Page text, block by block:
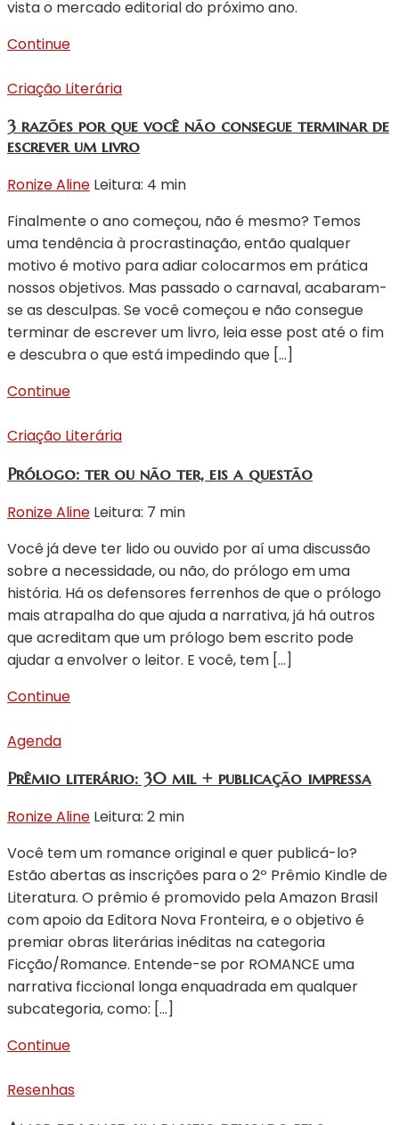
vista o mercado editorial do próximo ano.
Continue
Criação Literária
3 razões por que você não consegue terminar de
escrever um livro
Ronize Aline Leitura: 4 min
Finalmente o ano começou, não é mesmo? Temos
uma tendência à procrastinação, então qualquer
motivo é motivo para adiar colocarmos em prática
nossos objetivos. Mas passado o carnaval, acabaram-
se as desculpas. Se você começou e não consegue
terminar de escrever um livro, leia esse post até o fim
e descubra o que está impedindo que […]
Continue
Criação Literária
Prólogo: ter ou não ter, eis a questão
Ronize Aline Leitura: 7 min
Você já deve ter lido ou ouvido por aí uma discussão
sobre a necessidade, ou não, do prólogo em uma
história. Há os defensores ferrenhos de que o prólogo
mais atrapalha do que ajuda a narrativa, já há outros
que acreditam que um prólogo bem escrito pode
ajudar a envolver o leitor. E você, tem […]
Continue
Agenda
Prêmio literário: 30 mil + publicação impressa
Ronize Aline Leitura: 2 min
Você tem um romance original e quer publicá-lo?
Estão abertas as inscrições para o 2º Prêmio Kindle de
Literatura. O prêmio é promovido pela Amazon Brasil
com apoio da Editora Nova Fronteira, e o objetivo é
premiar obras literárias inéditas na categoria
Ficção/Romance. Entende-se por ROMANCE uma
narrativa ficcional longa enquadrada em qualquer
subcategoria, como: […]
Continue
Resenhas